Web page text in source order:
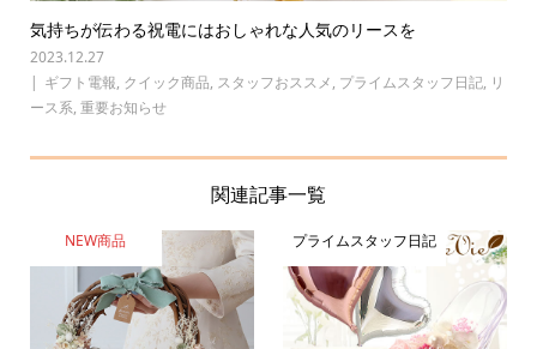
気持ちが伝わる祝電にはおしゃれな人気のリースを
2023.12.27
ギフト電報, クイック商品, スタッフおススメ, プライムスタッフ日記, リ
ース系, 重要お知らせ
関連記事一覧
NEW商品 プライムスタッフ日記